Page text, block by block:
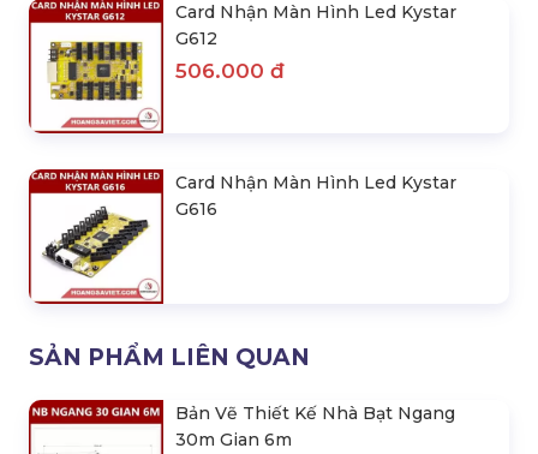
Card Nhận Màn Hình Led Kystar
G612
506.000 đ
Card Nhận Màn Hình Led Kystar
G616
SẢN PHẨM LIÊN QUAN
Bản Vẽ Thiết Kế Nhà Bạt Ngang
30m Gian 6m